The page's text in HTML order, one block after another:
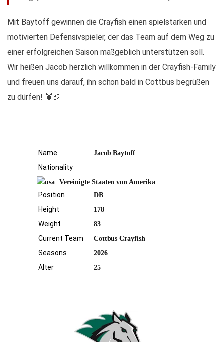
Mit Baytoff gewinnen die Crayfish einen spielstarken und
motivierten Defensivspieler, der das Team auf dem Weg zu
einer erfolgreichen Saison maßgeblich unterstützen soll.
Wir heißen Jacob herzlich willkommen in der Crayfish-Family
und freuen uns darauf, ihn schon bald in Cottbus begrüßen
zu dürfen! 🦞🏈
Name Jacob Baytoff
Nationality
Vereinigte Staaten von Amerika
Position DB
Height 178
Weight 83
Current Team Cottbus Crayfish
Seasons 2026
Alter 25